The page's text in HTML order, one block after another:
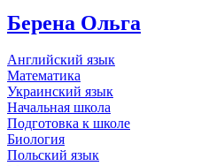
Берена Ольга
Английский язык
Математика
Украинский язык
Начальная школа
Подготовка к школе
Биология
Польский язык